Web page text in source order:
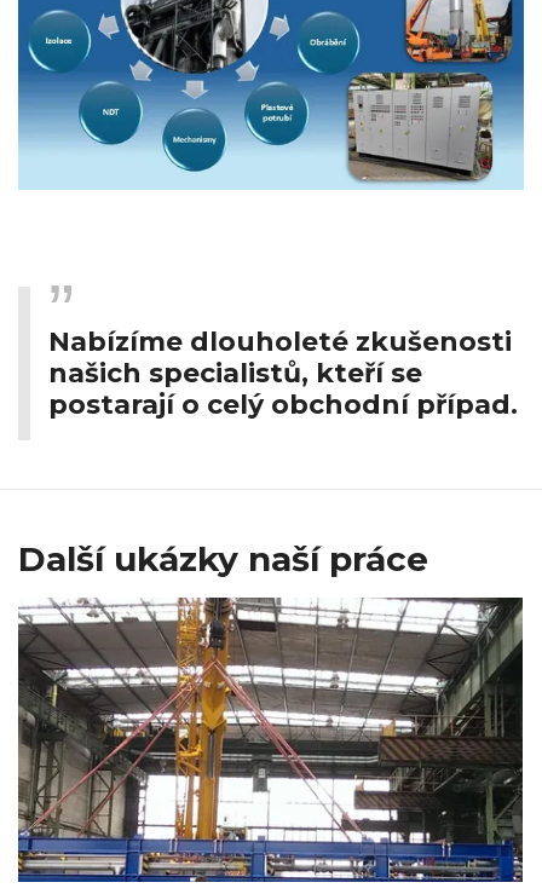
Nabízíme dlouholeté zkušenosti
našich specialistů, kteří se
postarají o celý obchodní případ.
Další ukázky naší práce